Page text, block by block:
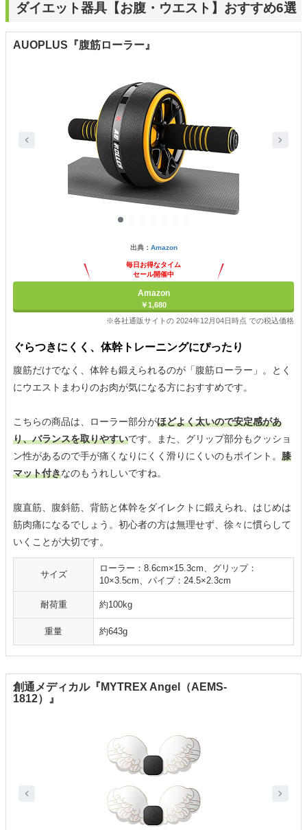
ダイエット器具【お腹・ウエスト】おすすめ6選
AUOPLUS『腹筋ローラー』
出典： Amazon
毎日お得なタイム
セール開催中
Amazon
￥1,680
※各社通販サイトの 2024年12月04日時点 での税込価格
ぐらつきにくく、体幹トレーニングにぴったり
腹筋だけでなく、体幹も鍛えられるのが「腹筋ローラー」。とく
にウエストまわりのお肉が気になる方におすすめです。
こちらの商品は、ローラー部分がほどよく太いので安定感があ
り、バランスを取りやすいです。また、グリップ部分もクッショ
ン性があるので手が痛くなりにくく滑りにくいのもポイント。 膝
マット付きなのもうれしいですね。
腹直筋、腹斜筋、背筋と体幹をダイレクトに鍛えられ、はじめは
筋肉痛になるでしょう。初心者の方は無理せず、徐々に慣らして
いくことが大切です。
サイズ
ローラー：8.6cm×15.3cm、グリップ：
10×3.5cm、パイプ：24.5×2.3cm
耐荷重 約100kg
重量 約643g
創通メディカル『MYTREX Angel（AEMS-
1812）』